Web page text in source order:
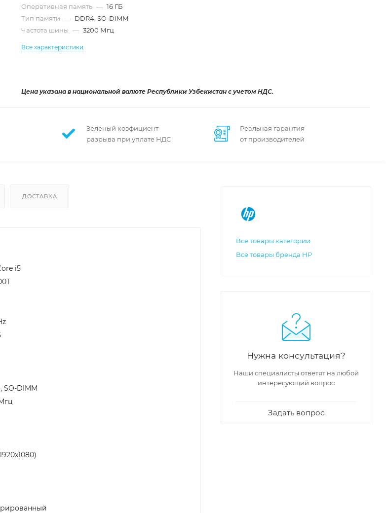
Оперативная память — 16 ГБ
Тип памяти — DDR4, SO-DIMM
Частота шины — 3200 Мгц
Все характеристики
Цена указана в национальной валюте Республики Узбекистан с учетом НДС.
Зеленый коэфициент
разрыва при уплате НДС
Реальная гарантия
от производителей
ДОСТАВКА
i5
SO-DIMM
Все товары категории
Все товары бренда HP
Нужна консультация?
Наши специалисты ответят на любой
интересующий вопрос
Задать вопрос